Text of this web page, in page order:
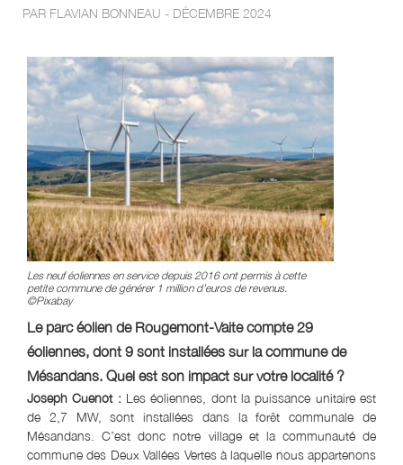
PAR FLAVIAN BONNEAU - DÉCEMBRE 2024
Les neuf éoliennes en service depuis 2016 ont permis à cette
petite commune de générer 1 million d’euros de revenus.
©Pixabay
Le parc éolien de Rougemont-Vaite compte 29
éoliennes, dont 9 sont installées sur la commune de
Mésandans. Quel est son impact sur votre localité ?
Joseph Cuenot : Les éoliennes, dont la puissance unitaire est
de 2,7 MW, sont installées dans la forêt communale de
Mésandans. C’est donc notre village et la communauté de
commune des Deux Vallées Vertes à laquelle nous appartenons